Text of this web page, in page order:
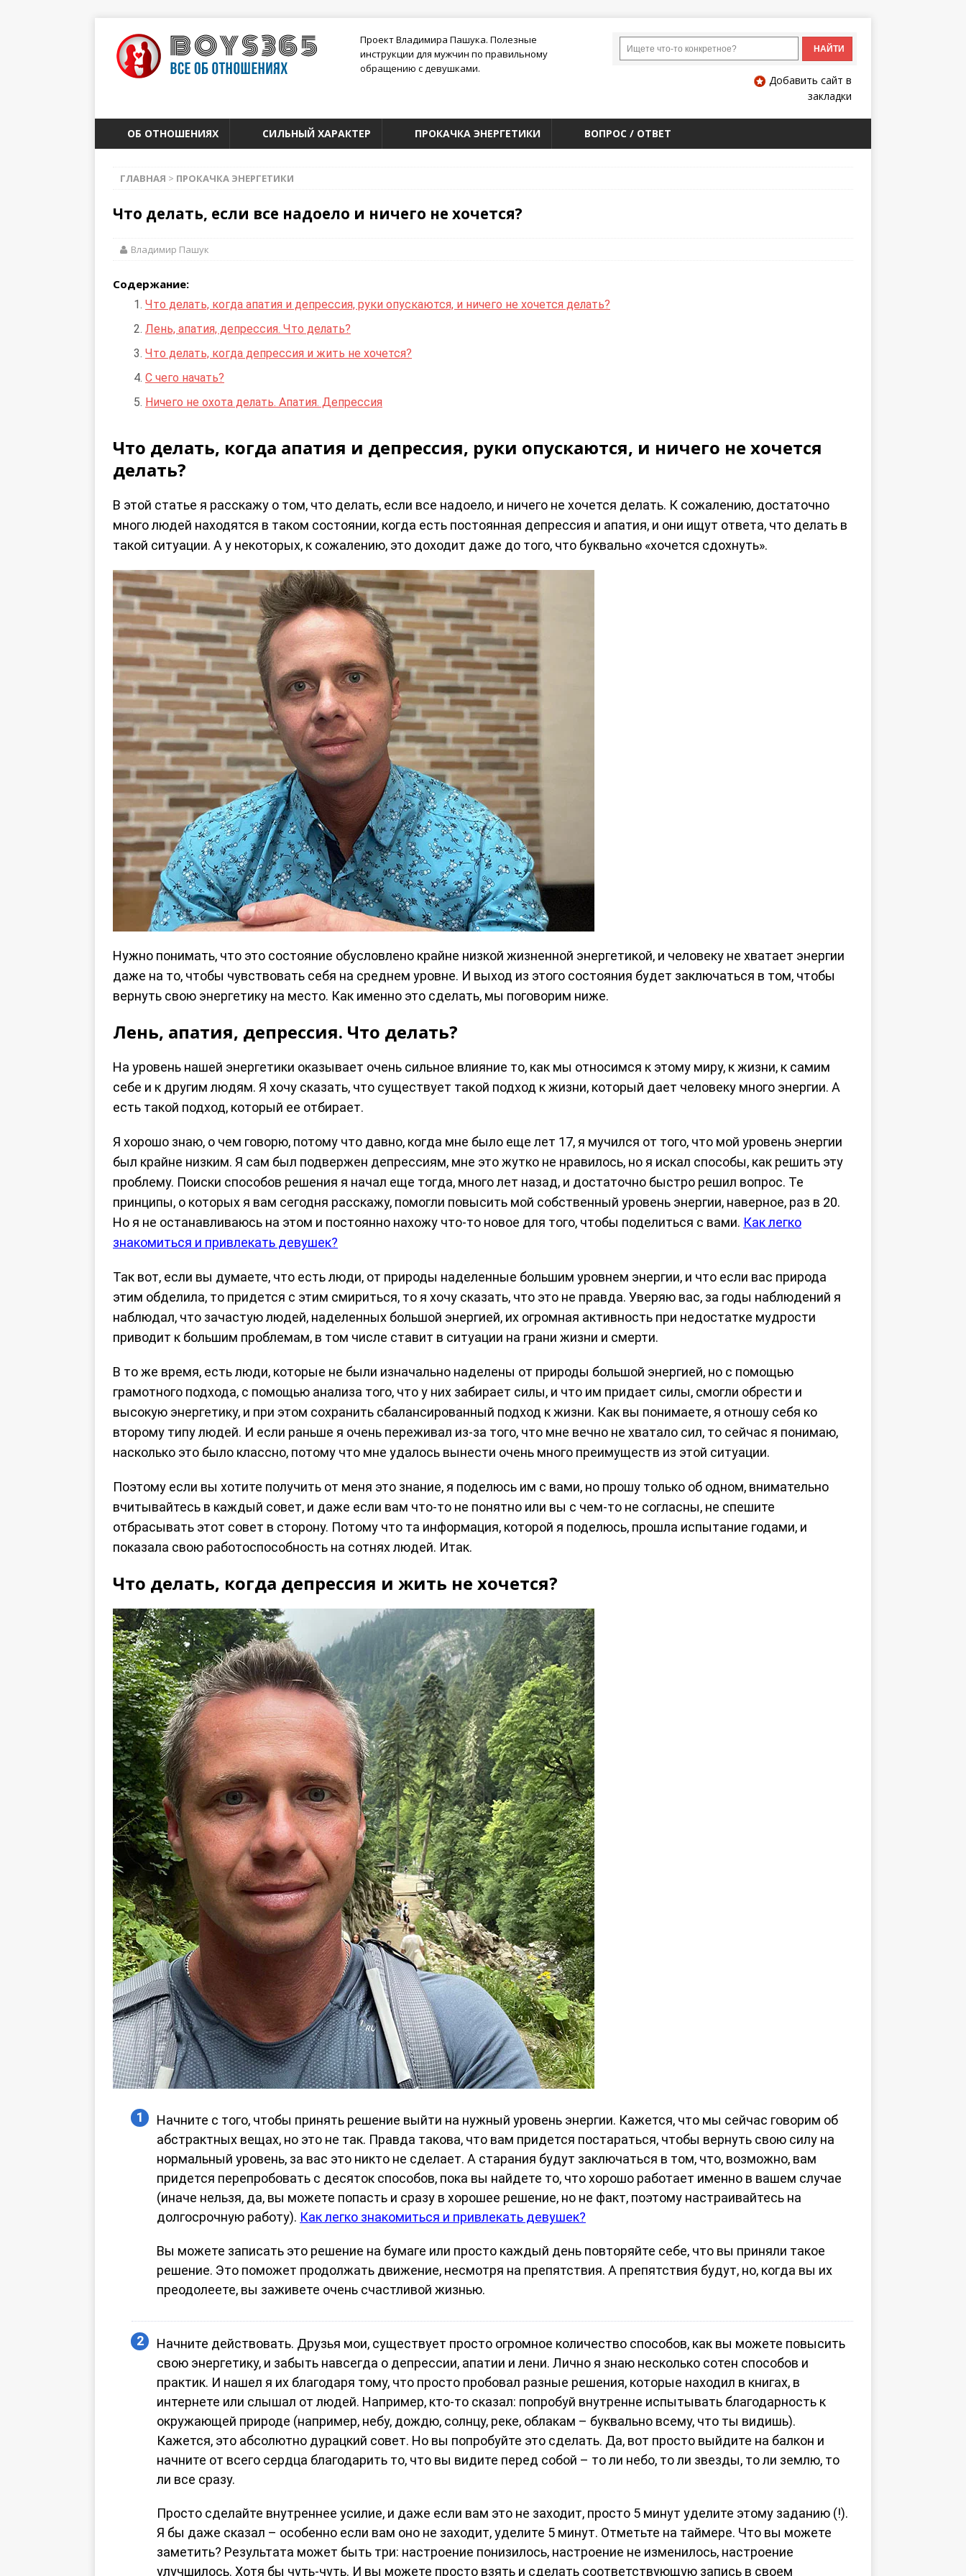
Проект Владимира Пашука. Полезные
инструкции для мужчин по правильному
обращению с девушками.
Добавить сайт в
закладки
ОБ ОТНОШЕНИЯХ СИЛЬНЫЙ ХАРАКТЕР ПРОКАЧКА ЭНЕРГЕТИКИ ВОПРОС / ОТВЕТ
ГЛАВНАЯ > ПРОКАЧКА ЭНЕРГЕТИКИ
Что делать, если все надоело и ничего не хочется?
Владимир Пашук
Содержание:
Что делать, когда апатия и депрессия, руки опускаются, и ничего не хочется делать?
Лень, апатия, депрессия. Что делать?
Что делать, когда депрессия и жить не хочется?
С чего начать?
Ничего не охота делать. Апатия. Депрессия
Что делать, когда апатия и депрессия, руки опускаются, и ничего не хочется
делать?
В этой статье я расскажу о том, что делать, если все надоело, и ничего не хочется делать. К сожалению, достаточно
много людей находятся в таком состоянии, когда есть постоянная депрессия и апатия, и они ищут ответа, что делать в
такой ситуации. А у некоторых, к сожалению, это доходит даже до того, что буквально «хочется сдохнуть».
Нужно понимать, что это состояние обусловлено крайне низкой жизненной энергетикой, и человеку не хватает энергии
даже на то, чтобы чувствовать себя на среднем уровне. И выход из этого состояния будет заключаться в том, чтобы
вернуть свою энергетику на место. Как именно это сделать, мы поговорим ниже.
Лень, апатия, депрессия. Что делать?
На уровень нашей энергетики оказывает очень сильное влияние то, как мы относимся к этому миру, к жизни, к самим
себе и к другим людям. Я хочу сказать, что существует такой подход к жизни, который дает человеку много энергии. А
есть такой подход, который ее отбирает.
Я хорошо знаю, о чем говорю, потому что давно, когда мне было еще лет 17, я мучился от того, что мой уровень энергии
был крайне низким. Я сам был подвержен депрессиям, мне это жутко не нравилось, но я искал способы, как решить эту
проблему. Поиски способов решения я начал еще тогда, много лет назад, и достаточно быстро решил вопрос. Те
принципы, о которых я вам сегодня расскажу, помогли повысить мой собственный уровень энергии, наверное, раз в 20.
Но я не останавливаюсь на этом и постоянно нахожу что-то новое для того, чтобы поделиться с вами. Как легко
знакомиться и привлекать девушек?
Так вот, если вы думаете, что есть люди, от природы наделенные большим уровнем энергии, и что если вас природа
этим обделила, то придется с этим смириться, то я хочу сказать, что это не правда. Уверяю вас, за годы наблюдений я
наблюдал, что зачастую людей, наделенных большой энергией, их огромная активность при недостатке мудрости
приводит к большим проблемам, в том числе ставит в ситуации на грани жизни и смерти.
В то же время, есть люди, которые не были изначально наделены от природы большой энергией, но с помощью
грамотного подхода, с помощью анализа того, что у них забирает силы, и что им придает силы, смогли обрести и
высокую энергетику, и при этом сохранить сбалансированный подход к жизни. Как вы понимаете, я отношу себя ко
второму типу людей. И если раньше я очень переживал из-за того, что мне вечно не хватало сил, то сейчас я понимаю,
насколько это было классно, потому что мне удалось вынести очень много преимуществ из этой ситуации.
Поэтому если вы хотите получить от меня это знание, я поделюсь им с вами, но прошу только об одном, внимательно
вчитывайтесь в каждый совет, и даже если вам что-то не понятно или вы с чем-то не согласны, не спешите
отбрасывать этот совет в сторону. Потому что та информация, которой я поделюсь, прошла испытание годами, и
показала свою работоспособность на сотнях людей. Итак.
Что делать, когда депрессия и жить не хочется?
Начните с того, чтобы принять решение выйти на нужный уровень энергии. Кажется, что мы сейчас говорим об
абстрактных вещах, но это не так. Правда такова, что вам придется постараться, чтобы вернуть свою силу на
нормальный уровень, за вас это никто не сделает. А старания будут заключаться в том, что, возможно, вам
придется перепробовать с десяток способов, пока вы найдете то, что хорошо работает именно в вашем случае
(иначе нельзя, да, вы можете попасть и сразу в хорошее решение, но не факт, поэтому настраивайтесь на
долгосрочную работу). Как легко знакомиться и привлекать девушек?
Вы можете записать это решение на бумаге или просто каждый день повторяйте себе, что вы приняли такое
решение. Это поможет продолжать движение, несмотря на препятствия. А препятствия будут, но, когда вы их
преодолеете, вы заживете очень счастливой жизнью.
Начните действовать. Друзья мои, существует просто огромное количество способов, как вы можете повысить
свою энергетику, и забыть навсегда о депрессии, апатии и лени. Лично я знаю несколько сотен способов и
практик. И нашел я их благодаря тому, что просто пробовал разные решения, которые находил в книгах, в
интернете или слышал от людей. Например, кто-то сказал: попробуй внутренне испытывать благодарность к
окружающей природе (например, небу, дождю, солнцу, реке, облакам – буквально всему, что ты видишь).
Кажется, это абсолютно дурацкий совет. Но вы попробуйте это сделать. Да, вот просто выйдите на балкон и
начните от всего сердца благодарить то, что вы видите перед собой – то ли небо, то ли звезды, то ли землю, то
ли все сразу.
Просто сделайте внутреннее усилие, и даже если вам это не заходит, просто 5 минут уделите этому заданию (!).
Я бы даже сказал – особенно если вам оно не заходит, уделите 5 минут. Отметьте на таймере. Что вы можете
заметить? Результата может быть три: настроение понизилось, настроение не изменилось, настроение
улучшилось. Хотя бы чуть-чуть. И вы можете просто взять и сделать соответствующую запись в своем